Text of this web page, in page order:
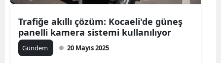
Trafiğe akıllı çözüm: Kocaeli'de güneş
panelli kamera sistemi kullanılıyor
Gündem 20 Mayıs 2025